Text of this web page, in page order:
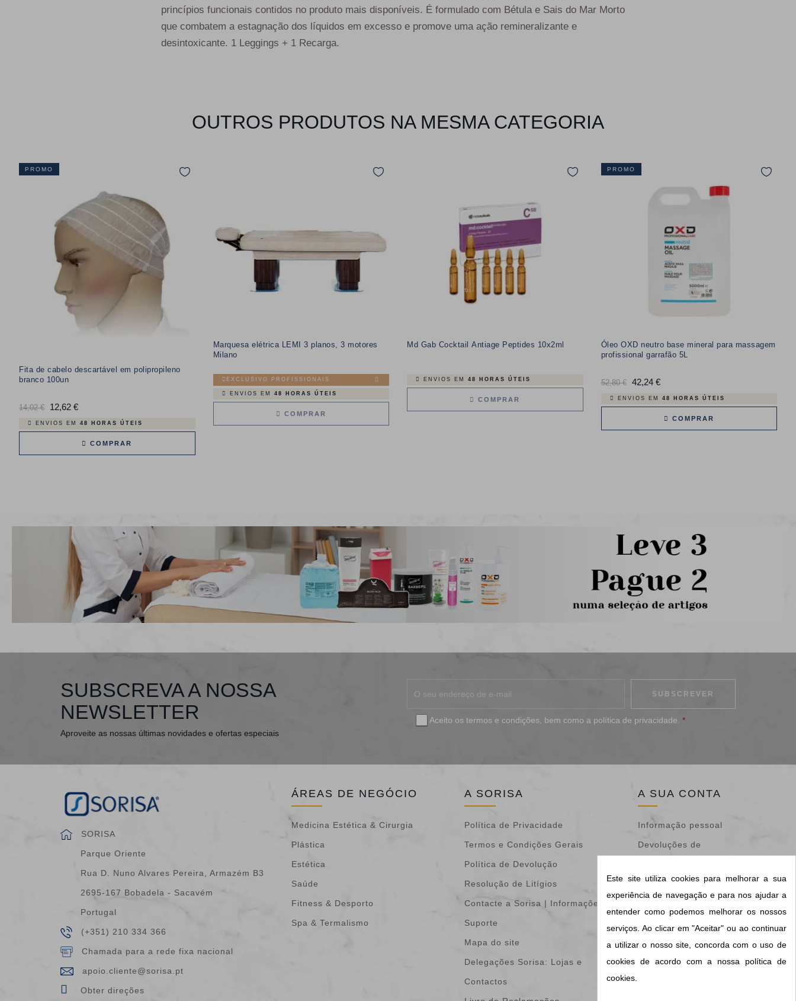
princípios funcionais contidos no produto mais disponíveis. É formulado com Bétula e Sais do Mar Morto
que combatem a estagnação dos líquidos em excesso e promove uma ação remineralizante e
desintoxicante. 1 Leggings + 1 Recarga.
OUTROS PRODUTOS NA MESMA CATEGORIA
PROMO
Fita de cabelo descartável em polipropileno
branco 100un
Preço
normal
14,02 € 12,62 €Preço
ENVIOS EM 48 HORAS ÚTEIS
COMPRAR
Marquesa elétrica LEMI 3 planos, 3 motores
Milano
EXCLUSIVO PROFISSIONAIS
ENVIOS EM 48 HORAS ÚTEIS
COMPRAR
Md Gab Cocktail Antiage Peptides 10x2ml
ENVIOS EM 48 HORAS ÚTEIS
COMPRAR
PROMO
Óleo OXD neutro base mineral para massagem
profissional garrafão 5L
Preço
normal
52,80 € 42,24 €Preço
ENVIOS EM 48 HORAS ÚTEIS
COMPRAR
SUBSCREVA A NOSSA
NEWSLETTER
Aproveite as nossas últimas novidades e ofertas especiais
Aceito os termos e condições , bem como a política de privacidade *
SORISA
Parque Oriente
Rua D. Nuno Alvares Pereira, Armazém B3
2695-167 Bobadela - Sacavém
Portugal
(+351) 210 334 366
Chamada para a rede fixa nacional
apoio.cliente@sorisa.pt
Obter direções
ÁREAS DE NEGÓCIO
Medicina Estética & Cirurgia
Plástica
Estética
Saúde
Fitness & Desporto
Spa & Termalismo
A SORISA
Política de Privacidade
Termos e Condições Gerais
Política de Devolução
Resolução de Litígios
Contacte a Sorisa | Informações &
Suporte
Mapa do site
Delegações Sorisa: Lojas e
Contactos
A SUA CONTA
Informação pessoal
Devoluções de
Encomendas
Notas de crédito
Vales de desconto
Os meus alertas
Este site utiliza cookies para melhorar a sua
experiência de navegação e para nos ajudar a
entender como podemos melhorar os nossos
serviços. Ao clicar em "Aceitar" ou ao continuar
a utilizar o nosso site, concorda com o uso de
cookies de acordo com a nossa política de
cookies.